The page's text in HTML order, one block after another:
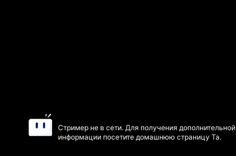
Стример не в сети. Для получения дополнительной
информации посетите домашнюю страницу Та.